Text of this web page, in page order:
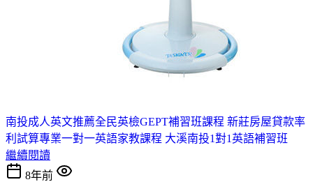
南投成人英文推薦全民英檢GEPT補習班課程 新莊房屋貸款率
利試算專業一對一英語家教課程 大溪南投1對1英語補習班
繼續閱讀
8年前